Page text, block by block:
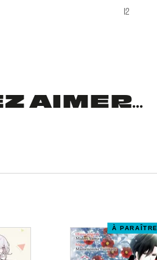
12
AIMER...
À PARAÎTRE